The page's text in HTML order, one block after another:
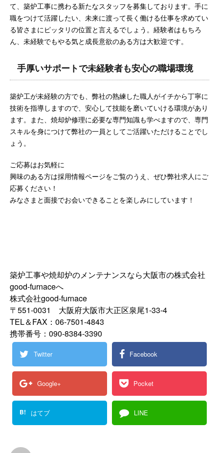
て、築炉工事に携わる新たなスタッフを募集しております。手に
職をつけて活躍したい、未来に渡って長く働ける仕事を求めてい
る皆さまにピッタリの位置と言えるでしょう。経験者はもちろ
ん、未経験でもやる気と成長意欲のある方は大歓迎です。
手厚いサポートで未経験者も安心の職場環境
築炉工が未経験の方でも、弊社の熟練した職人がイチから丁寧に
技術を指導しますので、安心して技能を磨いていける環境があり
ます。また、焼却炉修理に必要な専門知識も学べますので、専門
スキルを身につけて弊社の一員としてご活躍いただけることでし
ょう。
ご応募はお気軽に
興味のある方は採用情報ページをご覧のうえ、ぜひ弊社求人にご
応募ください！
みなさまと面接でお会いできることを楽しみにしています！
築炉工事や焼却炉のメンテナンスなら大阪市の株式会社
good-furnaceへ
株式会社good-furnace
〒551-0031 大阪府大阪市大正区泉尾1-33-4
TEL＆FAX：06-7501-4843
携帯番号：090-8384-3390
Twitter Facebook
Google+ Pocket
B! はてブ LINE